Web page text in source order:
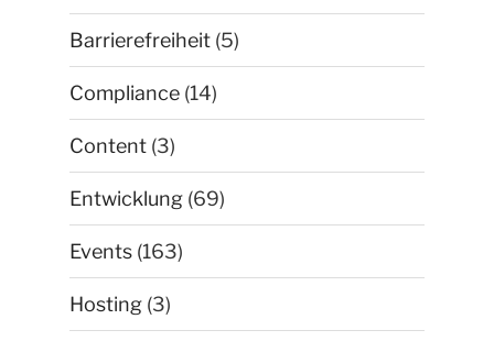
Barrierefreiheit (5)
Compliance (14)
Content (3)
Entwicklung (69)
Events (163)
Hosting (3)